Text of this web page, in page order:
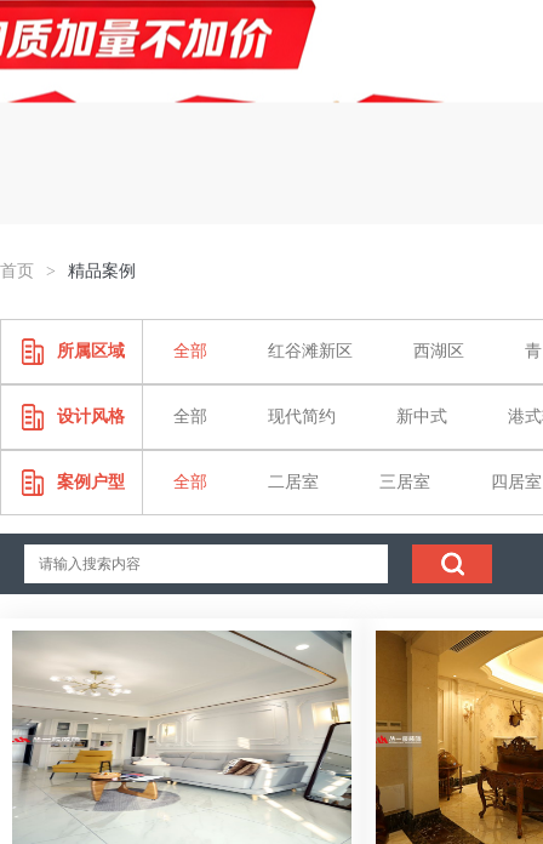
首页 > 精品案例
所属区域 全部 红谷滩新区 西湖区
设计风格 全部 现代简约 新中式 港
案例户型 全部 二居室 三居室 四居室